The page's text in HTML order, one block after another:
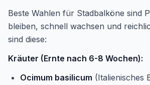
Beste Wahlen für Stadbalköne sind
bleiben, schnell wachsen und
sind diese:
Kräuter (Ernte nach 6-8 Wochen):
Ocimum basilicum (Italienisches